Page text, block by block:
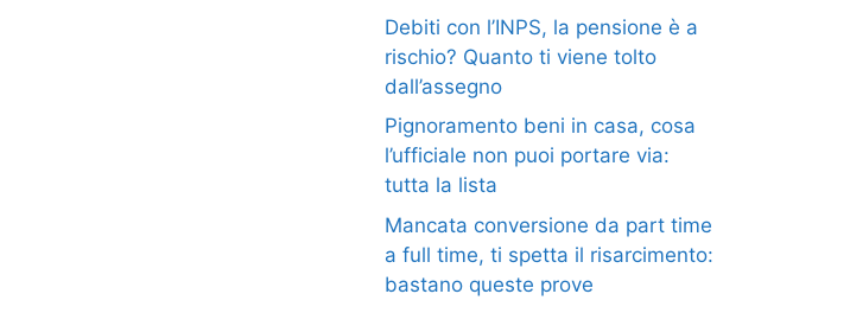
Debiti con l’INPS, la pensione è a
rischio? Quanto ti viene tolto
dall’assegno
Pignoramento beni in casa, cosa
l’ufficiale non puoi portare via:
tutta la lista
Mancata conversione da part time
a full time, ti spetta il risarcimento:
bastano queste prove